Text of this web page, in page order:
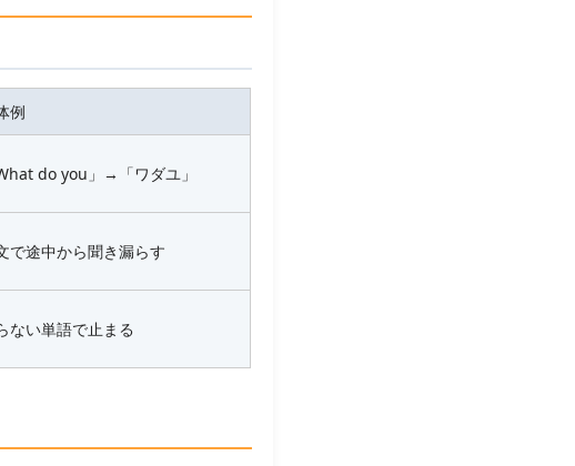
例
do you」→「ワダユ」
で途中から聞き漏らす
ない単語で止まる